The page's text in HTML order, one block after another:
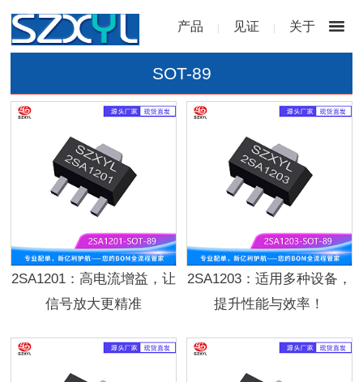
产品 | 见证 | 关于
SOT-89
2SA1201：高电流增益，让
信号放大更精准
2SA1203：适用多种设备，
提升性能与效率！